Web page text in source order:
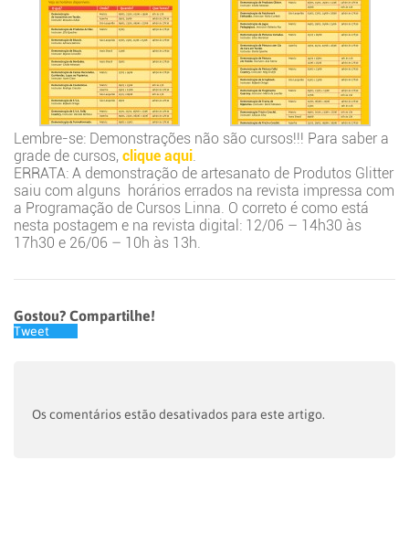
Lembre-se: Demonstrações não são cursos!!! Para saber a
grade de cursos, clique aqui
ERRATA: A demonstração de artesanato de Produtos Glitter
saiu com alguns horários errados na revista impressa com
a Programação de Cursos Linna. O correto é como está
nesta postagem e na revista digital: 12/06 – 14h30 às
17h30 e 26/06 – 10h às 13h.
Gostou? Compartilhe!
Tweet
Os comentários estão desativados para este artigo.